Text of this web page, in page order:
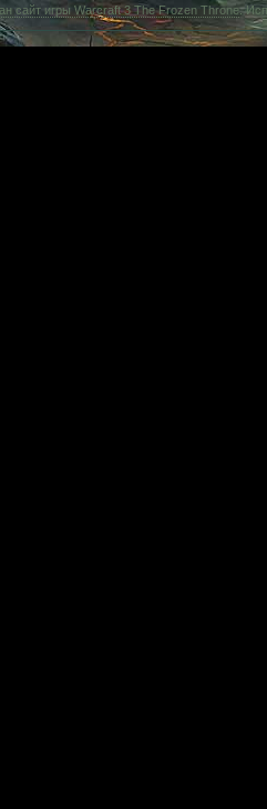
сайт игры Warcraft 3 The Frozen Throne.